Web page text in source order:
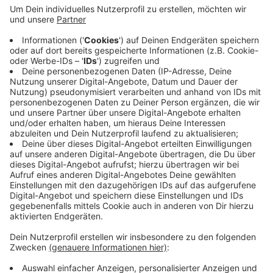
Eine 78-Jährige wurde an der Hafelsstraße von einem
Autofahrer übersehen und angefahren. Er kam mit
schweren Verletzungen ins Krankenhaus. Auch an der
Kreuzung Sternstraße / Nordstraße gab es einen
Unfall mit einer Schwerverletzten. Selbst
Schuld hatte dagegen ein 44-jähriger Pedelec-Fahrer.
Mit zwei Promille Alkohol im Blut stürzte er auf der
Uerdinger Straße gegen einen Anhänger.
Anzeige
Anzeige